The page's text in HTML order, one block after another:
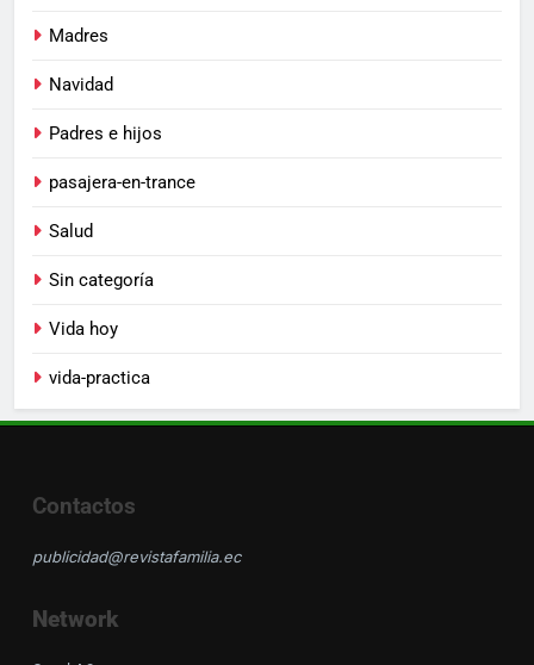
Madres
Navidad
Padres e hijos
pasajera-en-trance
Salud
Sin categoría
Vida hoy
vida-practica
Contactos
publicidad@revistafamilia.ec
Network